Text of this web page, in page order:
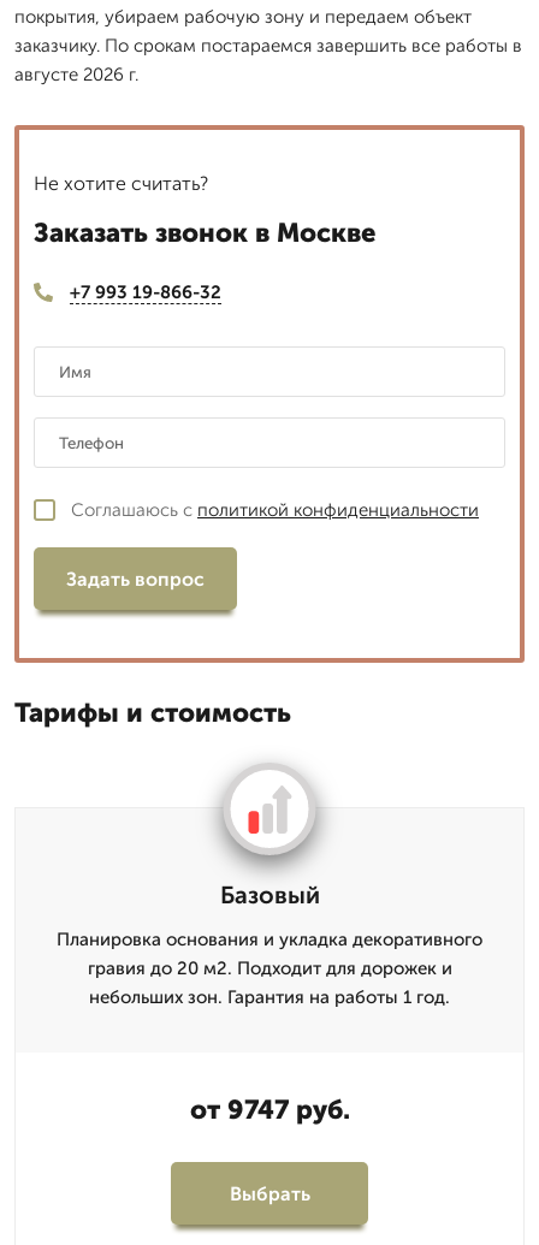
покрытия, убираем рабочую зону и передаем объект
заказчику. По срокам постараемся завершить все работы в
августе 2026 г.
Не хотите считать?
Заказать звонок в Москве
+7 993 19-866-32
Соглашаюсь с политикой конфиденциальности
Задать вопрос
Тарифы и стоимость
Базовый
Планировка основания и укладка декоративного
гравия до 20 м2. Подходит для дорожек и
небольших зон. Гарантия на работы 1 год.
от 9747 руб.
Выбрать